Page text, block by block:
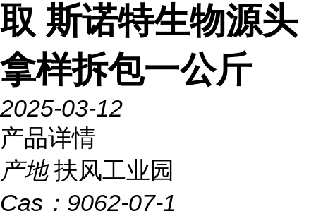
取 斯诺特生物源头
拿样拆包一公斤
2025-03-12
产品详情
产地 扶风工业园
Cas： 9062-07-1